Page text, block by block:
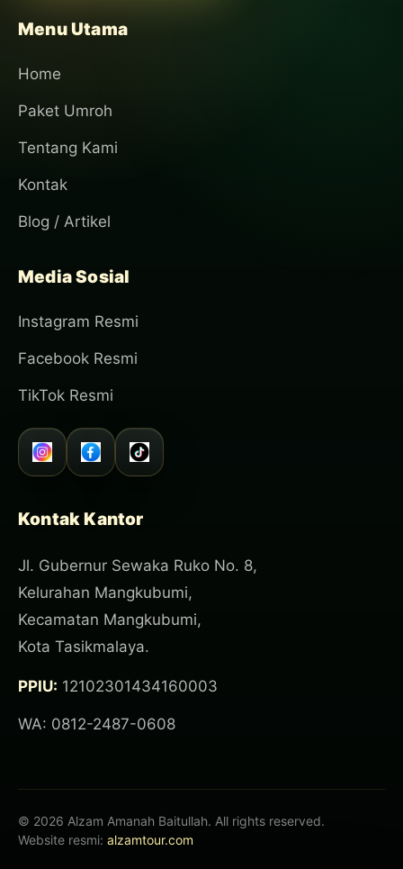
Menu Utama
Home
Paket Umroh
Tentang Kami
Kontak
Blog / Artikel
Media Sosial
Instagram Resmi
Facebook Resmi
TikTok Resmi
Kontak Kantor
Jl. Gubernur Sewaka Ruko No. 8,
Kelurahan Mangkubumi,
Kecamatan Mangkubumi,
Kota Tasikmalaya.
PPIU: 12102301434160003
WA: 0812-2487-0608
© 2026 Alzam Amanah Baitullah. All rights reserved.
Website resmi: alzamtour.com